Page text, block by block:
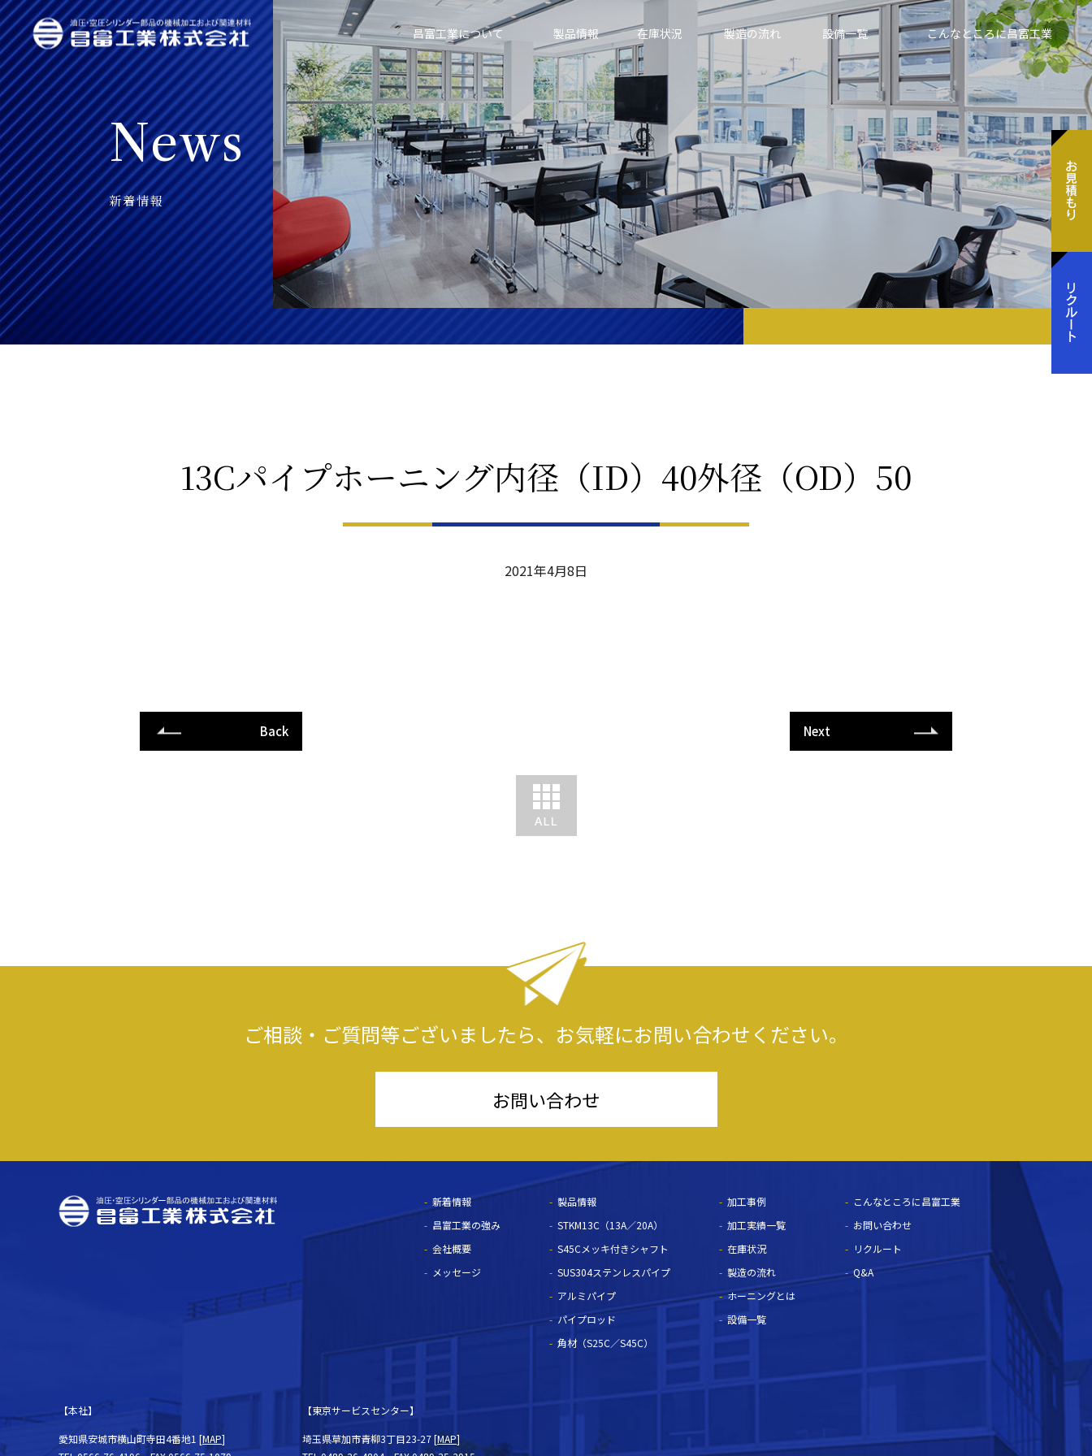
昌富工業について 製品情報 在庫状況 製造の流れ 設備一覧 こんなところに昌富工業
News
新着情報
13Cパイプホーニング内径（ID）40外径（OD）50
2021年4月8日
Back Next
ご相談・ご質問等ございましたら、 お気軽にお問い合わせください。
お問い合わせ
新着情報
昌富工業の強み
会社概要
メッセージ
製品情報
STKM13C（13A／20A）
S45Cメッキ付きシャフト
SUS304ステンレスパイプ
アルミパイプ
パイプロッド
角材（S25C／S45C）
加工事例
加工実績一覧
在庫状況
製造の流れ
ホーニングとは
設備一覧
こんなところに昌富工業
お問い合わせ
リクルート
Q&A
【本社】
愛知県安城市横山町寺田4番地1 [MAP]
【東京サービスセンター】
埼玉県草加市青柳3丁目23-27 [MAP]